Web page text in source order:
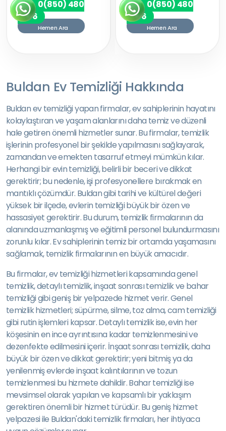
0(850) 480
7256
Hemen Ara
0(850) 480
7256
Hemen Ara
Buldan Ev Temizliği Hakkında
Buldan ev temizliği yapan firmalar, ev sahiplerinin hayatını
kolaylaştıran ve yaşam alanlarını daha temiz ve düzenli
hale getiren önemli hizmetler sunar. Bu firmalar, temizlik
işlerinin profesyonel bir şekilde yapılmasını sağlayarak,
zamandan ve emekten tasarruf etmeyi mümkün kılar.
Herhangi bir evin temizliği, belirli bir beceri ve dikkat
gerektirir; bu nedenle, işi profesyonellere bırakmak en
mantıklı çözümdür. Buldan gibi tarihi ve kültürel değeri
yüksek bir ilçede, evlerin temizliği büyük bir özen ve
hassasiyet gerektirir. Bu durum, temizlik firmalarının da
alanında uzmanlaşmış ve eğitimli personel bulundurmasını
zorunlu kılar. Ev sahiplerinin temiz bir ortamda yaşamasını
sağlamak, temizlik firmalarının en büyük amacıdır.
Bu firmalar, ev temizliği hizmetleri kapsamında genel
temizlik, detaylı temizlik, inşaat sonrası temizlik ve bahar
temizliği gibi geniş bir yelpazede hizmet verir. Genel
temizlik hizmetleri; süpürme, silme, toz alma, cam temizliği
gibi rutin işlemleri kapsar. Detaylı temizlik ise, evin her
köşesinin en ince ayrıntısına kadar temizlenmesini ve
dezenfekte edilmesini içerir. İnşaat sonrası temizlik, daha
büyük bir özen ve dikkat gerektirir; yeni bitmiş ya da
yenilenmiş evlerde inşaat kalıntılarının ve tozun
temizlenmesi bu hizmete dahildir. Bahar temizliği ise
mevsimsel olarak yapılan ve kapsamlı bir yaklaşım
gerektiren önemli bir hizmet türüdür. Bu geniş hizmet
yelpazesi ile Buldan'daki temizlik firmaları, her ihtiyaca